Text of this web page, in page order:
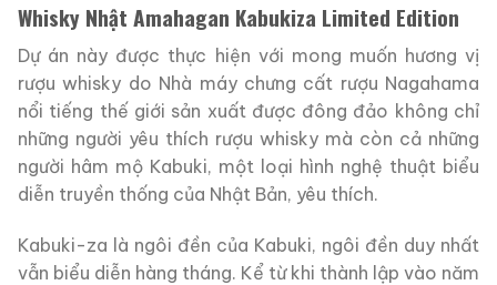
Whisky Nhật Amahagan Kabukiza Limited Edition
Dự án này được thực hiện với mong muốn hương vị
rượu whisky do Nhà máy chưng cất rượu Nagahama
nổi tiếng thế giới sản xuất được đông đảo không chỉ
những người yêu thích rượu whisky mà còn cả những
người hâm mộ Kabuki, một loại hình nghệ thuật biểu
diễn truyền thống của Nhật Bản, yêu thích.
Kabuki-za là ngôi đền của Kabuki, ngôi đền duy nhất
vẫn biểu diễn hàng tháng. Kể từ khi thành lập vào năm